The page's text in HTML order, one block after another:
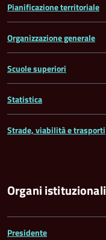
Pianificazione territoriale
Organizzazione generale
Scuole superiori
Statistica
Strade, viabilità e trasporti
Organi istituzionali
Presidente